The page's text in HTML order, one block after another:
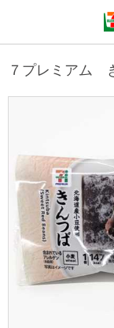
商品のご案内
今週の新商品
来週の新商品
商品カテゴリ一覧
セブンプレミアム
サービス
サービストップ
nanacoトップ
マルチコピー機で
企業情報
企業情報トップ
ニュースリリース
私たちの取組み
サステナビリティ
７プレミアム